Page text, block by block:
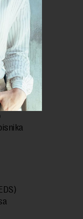
sa
nije
2021.
Crnoj
da su u